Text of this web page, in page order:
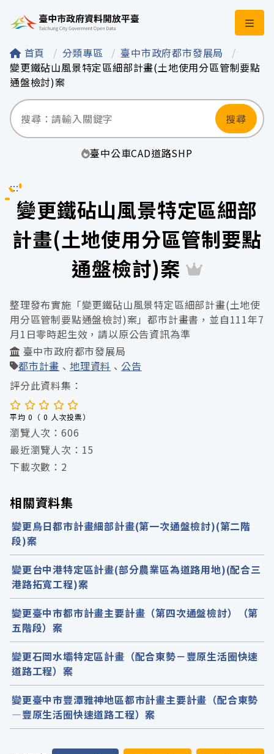
臺中市政府資料開
首頁 分類專區
臺中市政府都市發展局
變更鐵砧山風景特定區細部計畫(土地使用分區管制要點
通盤檢討)案
搜尋
臺中公車CAD道路SHP
:::
變更鐵砧山風景特定區細部
計畫(土地使用分區管制要點
通盤檢討)案
整理發布實施「變更鐵砧山風景特定區細部計畫(土地使
用分區管制要點通盤檢討)案」都市計畫書，並自111年7
月1日零時起生效，請以原公告資訊為準
臺中市政府都市發展局
都市計畫
地理資料
公告
評分此資料集：
平均 0（ 0 人次投票）
瀏覽人次：606
最近瀏覽人次：15
下載次數：2
相關資料集
變更烏日都市計畫細部計畫(第一次通盤檢討)(第二階
段)案
變更台中港特定區計畫(部分農業區為道路用地)(配合三
港路拓寬工程)案
變更臺中市都市計畫主要計畫（第四次通盤檢討）（第
五階段）案
變更石岡水壩特定區計畫（配合東勢－豐原生活圈快速
道路工程）案
變更臺中市豐潭雅神地區都市計畫主要計畫（配合東勢
—豐原生活圈快速道路工程）案